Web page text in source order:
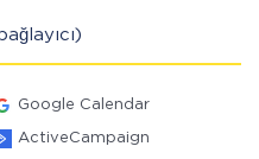
Google Calendar
ActiveCampaign